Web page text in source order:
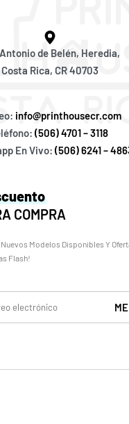
de Belén, Heredia,
Costa Rica, CR 40703
info@printhousecr.com
(506) 4701 – 3118
En Vivo: (506) 6241 –
COMPRA
Modelos Disponibles Y
Flash!